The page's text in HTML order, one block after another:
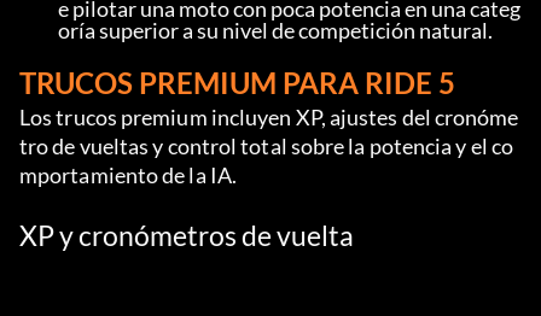
e pilotar una moto con poca potencia en una categ
oría superior a su nivel de competición natural.
TRUCOS PREMIUM PARA RIDE 5
Los trucos premium incluyen XP, ajustes del cronóme
tro de vueltas y control total sobre la potencia y el co
mportamiento de la IA.
XP y cronómetros de vuelta